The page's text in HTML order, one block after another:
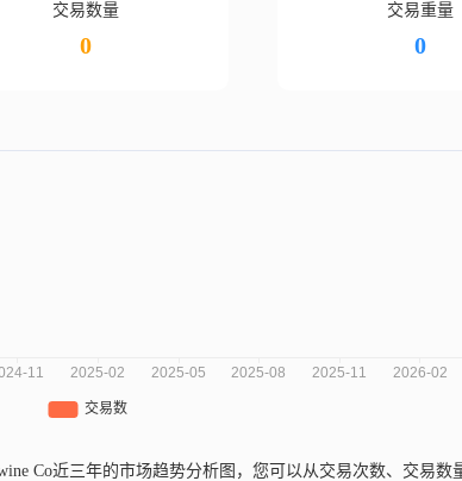
交易数量
0
交易重量
0
Co近三年的市场趋势分析图，您可以从交易次数、交易